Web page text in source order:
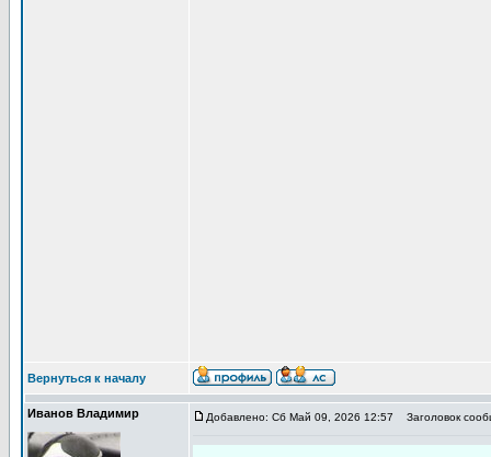
Вернуться к началу
Иванов Владимир Добавлено: Сб Май 09, 2026 12:57 Заголовок